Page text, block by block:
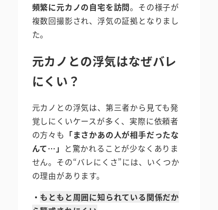
頻繁に元カノの自宅を訪問。その様子が
複数回撮影され、浮気の証拠となりまし
た。
元カノとの浮気はなぜバレ
にくい？
元カノとの浮気は、第三者から見ても発
覚しにくいケースが多く、実際に依頼者
の方々も 「まさかあの人が相手だったな
んて…」 と驚かれることが少なくありま
せん。その“バレにくさ”には、いくつか
の理由があります。
・ もともと周囲に知られている関係だか